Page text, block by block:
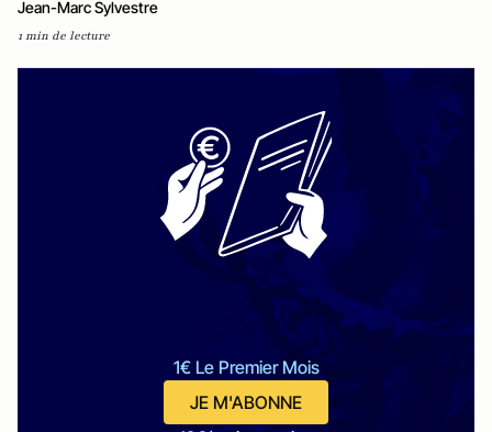
Jean-Marc Sylvestre
1 min de lecture
1€ Le Premier Mois
JE M'ABONNE